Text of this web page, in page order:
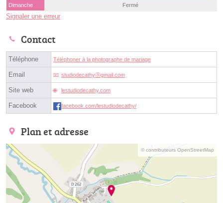
Dimanche
Fermé
Signaler une erreur
Contact
Téléphone Téléphoner à la photographe de mariage
Email studiodecathyⓐgmail.com
Site web lestudiodecathy.com
Facebook facebook.com/lestudiodecathy/
Plan et adresse
© contributeurs OpenStreetMap